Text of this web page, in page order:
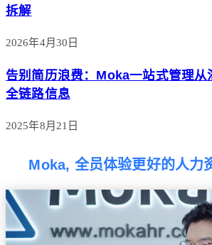
拆解
2026年4月30日
告别简历浪费：Moka一站式管理从
全链路信息
2025年8月21日
Moka, 全员体验更好的人力